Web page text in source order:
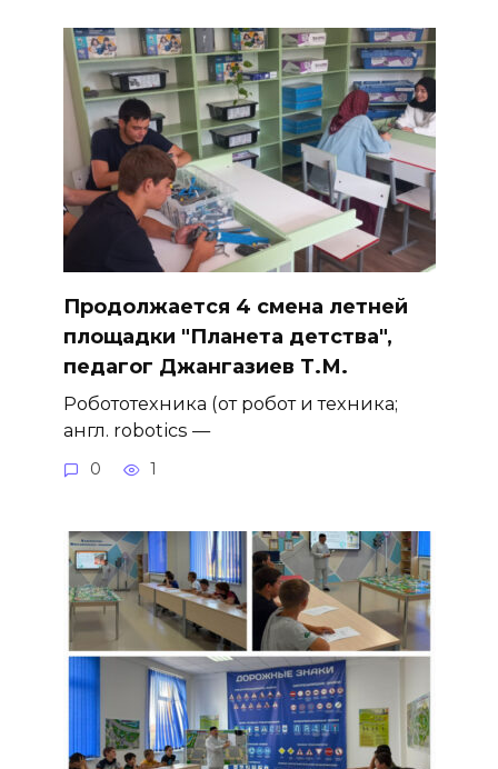
Продолжается 4 смена летней
площадки "Планета детства",
педагог Джангазиев Т.М.
Робототехника (от робот и техника;
англ. robotics —
0 1